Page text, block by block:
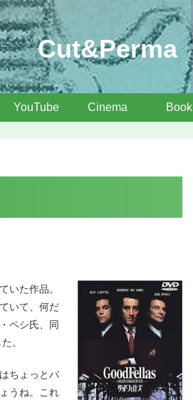
Cut&Perma
YouTube Cinema Book
いた作品。
いて、何だ
ペシ氏、同
。
ちょっとバ
うね。これ